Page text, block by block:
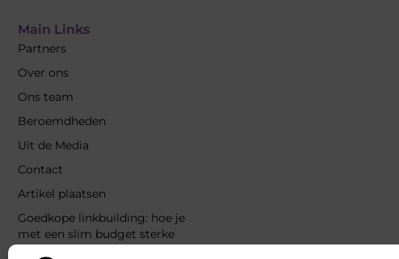
Main Links
Partners
Over ons
Ons team
Beroemdheden
Uit de Media
Contact
Artikel plaatsen
Goedkope linkbuilding: hoe je
met een slim budget sterke